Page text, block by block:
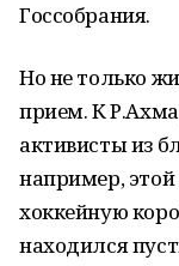
Госсобрания.
Но не только
прием. К
активисты из
например,
хоккейную
находился